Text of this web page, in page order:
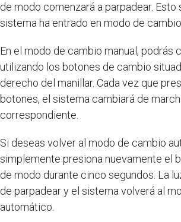
de modo comenzará a parpadear. Esto
sistema ha entrado en modo de cambio
En el modo de cambio manual, podrás
utilizando los botones de cambio
derecho del manillar. Cada vez que
botones, el sistema cambiará de
correspondiente.
Si deseas volver al modo de cambio
simplemente presiona nuevamente el
de modo durante cinco segundos. La
de parpadear y el sistema volverá al
automático.